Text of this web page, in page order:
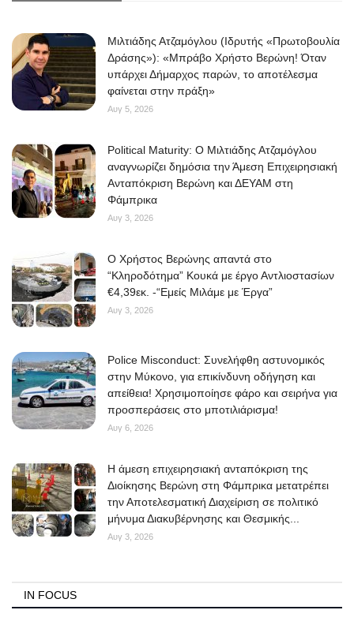
Μιλτιάδης Ατζαμόγλου (Ιδρυτής «Πρωτοβουλία
Δράσης»): «Μπράβο Χρήστο Βερώνη! Όταν
υπάρχει Δήμαρχος παρών, το αποτέλεσμα
φαίνεται στην πράξη»
Αυγ 5, 2026
Political Maturity: Ο Μιλτιάδης Ατζαμόγλου
αναγνωρίζει δημόσια την Άμεση Επιχειρησιακή
Ανταπόκριση Βερώνη και ΔΕΥΑΜ στη
Φάμπρικα
Αυγ 3, 2026
O Χρήστος Βερώνης απαντά στο
“Κληροδότημα” Κουκά με έργο Αντλιοστασίων
€4,39εκ. -“Εμείς Μιλάμε με Έργα”
Αυγ 3, 2026
Police Misconduct: Συνελήφθη αστυνομικός
στην Μύκονο, για επικίνδυνη οδήγηση και
απείθεια! Χρησιμοποίησε φάρο και σειρήνα για
προσπεράσεις στο μποτιλιάρισμα!
Αυγ 6, 2026
Η άμεση επιχειρησιακή ανταπόκριση της
Διοίκησης Βερώνη στη Φάμπρικα μετατρέπει
την Αποτελεσματική Διαχείριση σε πολιτικό
μήνυμα Διακυβέρνησης και Θεσμικής...
Αυγ 3, 2026
IN FOCUS